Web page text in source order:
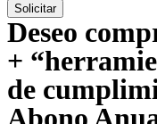
Solicitar
Deseo
+
de
Abono